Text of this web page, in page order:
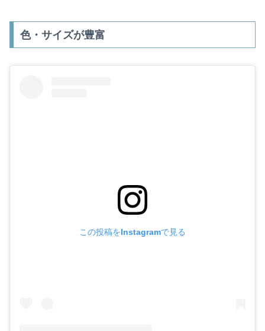
色・サイズが豊富
この投稿をInstagramで見る